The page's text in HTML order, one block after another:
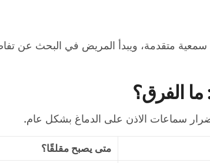
متقدمة، ويبدأ المريض في البحث عن
ما الفرق؟
سماعات الاذن على الدماغ بشكل عام.
متى يصبح مقلقًا؟